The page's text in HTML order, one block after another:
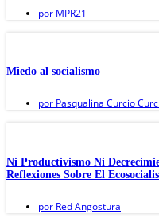
por MPR21
Miedo al socialismo
por Pasqualina Curcio
Ni Productivismo Ni
Reflexiones Sobre El
por Red Angostura